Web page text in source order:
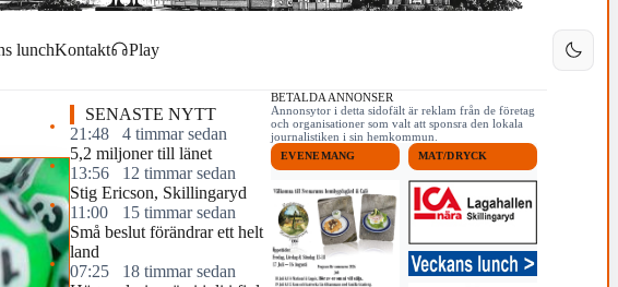
lunchKontakt Play
SENASTE NYTT
21:48
4 timmar sedan
5,2 miljoner till länet
13:56
12 timmar sedan
Stig Ericson, Skillingaryd
11:00
15 timmar sedan
Små beslut förändrar ett helt
land
07:25
18 timmar sedan
BETALDA ANNONSER
Annonsytor i detta sidofält är reklam från de företag
och organisationer som valt att sponsra den lokala
journalistiken i sin hemkommun.
EVENEMANG MAT/DRYCK